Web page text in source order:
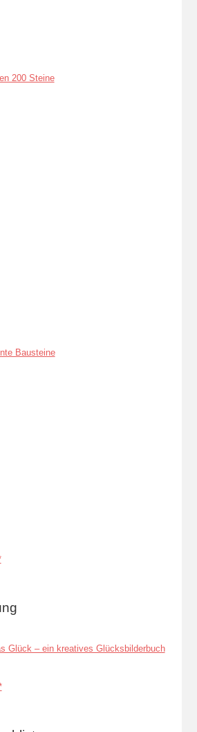
200 Steine
Bausteine
Glück – ein kreatives Glücksbilderbuch